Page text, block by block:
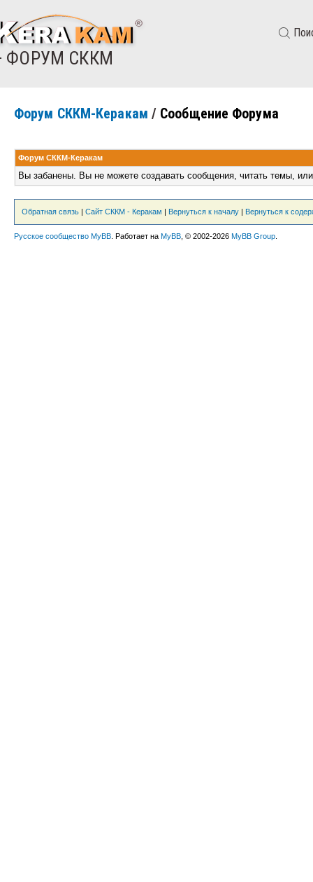
ФОРУМ СККМ
Форум СККМ-Керакам / Сообщение Форума
Форум СККМ-Керакам
Вы забанены. Вы не можете создавать сообщения, читать темы,
Обратная связь | Сайт СККМ - Керакам | Вернуться к началу | Вернуться к
Русское сообщество MyBB . Работает на MyBB , © 2002-2026 MyBB Group